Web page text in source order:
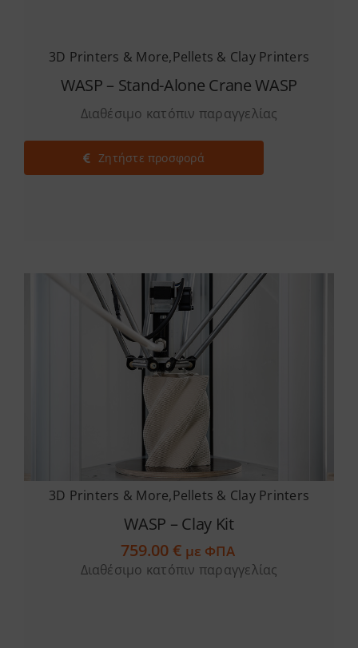
3D Printers & More,Pellets & Clay Printers
WASP – Stand-Alone Crane WASP
Διαθέσιμο κατόπιν παραγγελίας
Ζητήστε προσφορά
3D Printers & More,Pellets & Clay Printers
WASP – Clay Kit
759.00€ με ΦΠΑ
Διαθέσιμο κατόπιν παραγγελίας